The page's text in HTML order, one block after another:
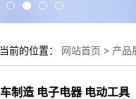
前的位置： 网站首页 > 产品
制造 电子电器 电动工具